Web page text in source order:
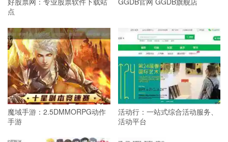
点
魔域手游：2.5DMMORPG动作
手游
活动行：一站式综合活动服务、
活动平台